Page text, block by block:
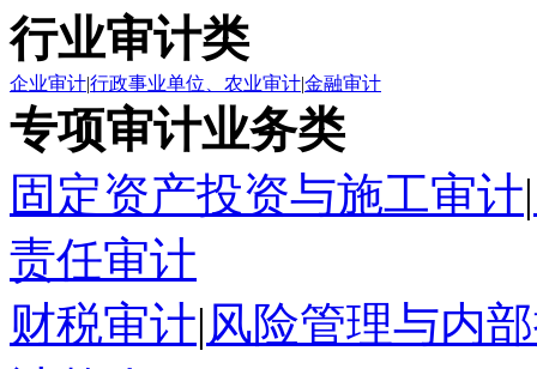
行业审计类
企业审计|行政事业单位、农业审计|金融审计
专项审计业务类
固定资产投资与施工审计|
责任审计
财税审计|风险管理与内